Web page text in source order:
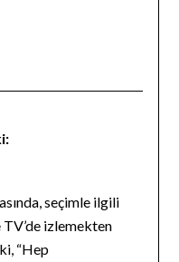
seçimle ilgili
izlemekten
“Hep